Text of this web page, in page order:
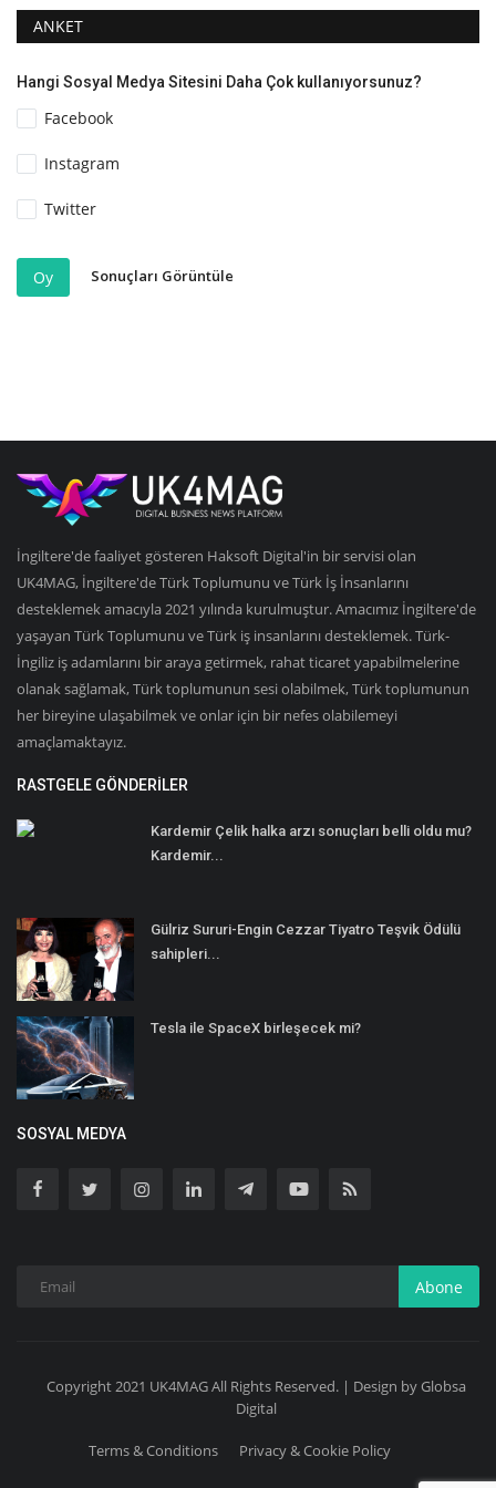
ANKET
Hangi Sosyal Medya Sitesini Daha Çok kullanıyorsunuz?
Facebook
Instagram
Twitter
Oy Sonuçları Görüntüle
İngiltere'de faaliyet gösteren Haksoft Digital'in bir servisi olan
UK4MAG, İngiltere'de Türk Toplumunu ve Türk İş İnsanlarını
desteklemek amacıyla 2021 yılında kurulmuştur. Amacımız İngiltere'de
yaşayan Türk Toplumunu ve Türk iş insanlarını desteklemek. Türk-
İngiliz iş adamlarını bir araya getirmek, rahat ticaret yapabilmelerine
olanak sağlamak, Türk toplumunun sesi olabilmek, Türk toplumunun
her bireyine ulaşabilmek ve onlar için bir nefes olabilemeyi
amaçlamaktayız.
RASTGELE GÖNDERILER
Kardemir Çelik halka arzı sonuçları belli oldu mu?
Kardemir...
Gülriz Sururi-Engin Cezzar Tiyatro Teşvik Ödülü
sahipleri...
Tesla ile SpaceX birleşecek mi?
SOSYAL MEDYA
Abone
Copyright 2021 UK4MAG All Rights Reserved. | Design by Globsa
Digital
Terms & Conditions Privacy & Cookie Policy